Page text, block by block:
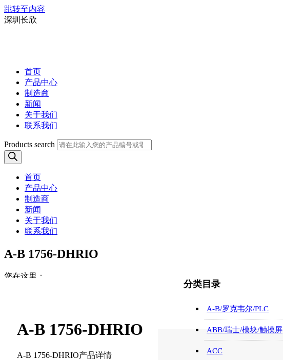
跳转至内容
深圳长欣
首页
产品中心
制造商
新闻
关于我们
联系我们
Products search
首页
产品中心
制造商
新闻
关于我们
联系我们
A-B 1756-DHRIO
您在这里：
A-B 1756-DHRIO
A-B 1756-DHRIO产品详情
分类目录
A-B/罗克韦尔/PLC
ABB/瑞士/模块/触摸屏
ACC